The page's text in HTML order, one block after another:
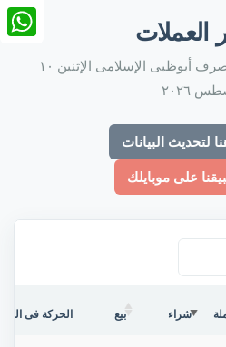
العملات
سعر دولار إسترالي فى مصرف أبوظبى الإسلامى الإثنين ١٠
٢٠٢٦
لتحديث البيانات
على موبايلك
شراء بيع الحركة فى